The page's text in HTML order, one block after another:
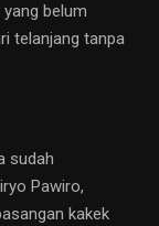
belum
telanjang tanpa
sudah
Pawiro,
kakek